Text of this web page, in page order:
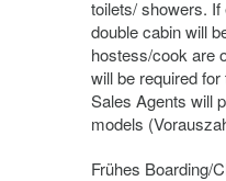
toilets/ showers.
double cabin will
hostess/cook are
will be required
Sales Agents will
models
Frühes Boarding/